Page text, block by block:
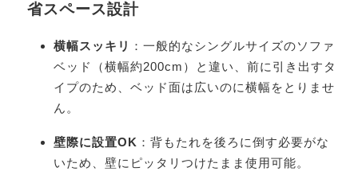
省スペース設計
横幅スッキリ ：一般的なシングルサイズのソファ
ベッド（横幅約200cm）と違い、前に引き出すタ
イプのため、ベッド面は広いのに横幅をとりませ
ん。
壁際に設置OK ：背もたれを後ろに倒す必要がな
いため、壁にピッタリつけたまま使用可能。